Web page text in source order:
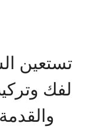
تستعين
لفك